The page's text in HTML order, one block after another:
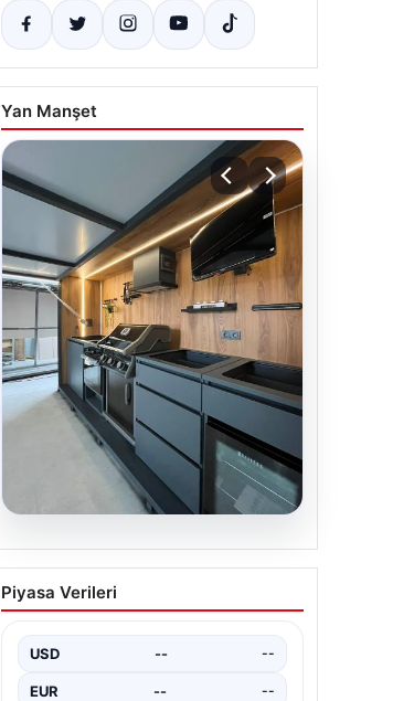
Yan Manşet
Bahçe Mutfakları ve Şık
Yaşam Bölgeleri
önemli bir gelişim yaşamaktadır.
Baştan başa özel evlerde ikamet
eden…
Piyasa Verileri
USD -- --
EUR -- --